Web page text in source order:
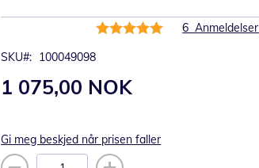
SKU 100049098
Rating:
6Anmeldelser
1 075,00 NOK
Gi meg beskjed når prisen faller